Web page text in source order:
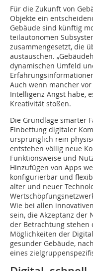
Für die Zukunft von
Objekte ein
Gebäude sind künftig
teilautonomen
zusammengesetzt, die
austauschen.
dynamischen Umfeld
Auch wenn mancher
Intelligenz Angst habe,
Kreativität stoßen.
Die Grundlage smarter
Einbettung digitaler
ursprünglich rein
entstehen völlig neue
Funktionsweise und
Hinzufügen von Apps
konfigurierbar und
alter und neuer
Wie bei allen
sein, die Akzeptanz der
der Betrachtung stehen
Möglichkeiten der
gesunder Gebäude,
eines